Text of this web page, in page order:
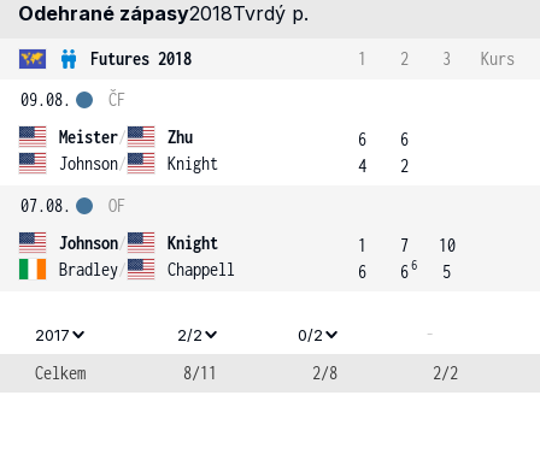
Odehrané zápasy2018Tvrdý p.
Futures 2018 1 2 3
Kurs
09.08.
Meister/
Zhu
Johnson/ Knight
ČF
6
4
6
2
07.08.
Johnson/
Knight
Bradley/ Chappell
OF
1
6
7
66
10
5
2017 2/2 0/2 -
Celkem 8/11 2/8 2/2